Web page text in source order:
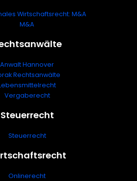
Wirtschaftsrecht: M&A
M&A
Anwalt Hannover
Rechtsanwälte
Vergaberecht
Steuerrecht
Steuerrecht
Onlinerecht